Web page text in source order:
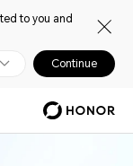
to you and
Continue